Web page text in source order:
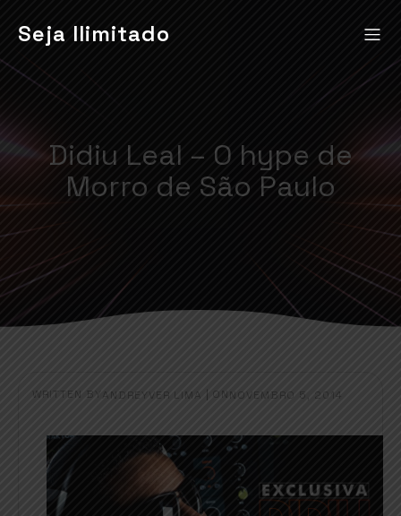
Seja Ilimitado
Didiu Leal – O hype de
Morro de São Paulo
WRITTEN BY ANDREYVER LIMA ON NOVEMBRO 5, 2014